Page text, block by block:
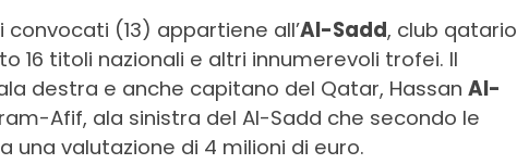
(13) appartiene all’Al-Sadd, club
16 titoli nazionali e altri innumerevoli trofei. Il
destra e anche capitano del Qatar, Hassan Al-
Afif, ala sinistra del Al-Sadd che secondo le
una valutazione di 4 milioni di euro.